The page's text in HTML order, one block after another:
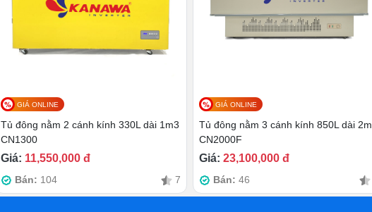
GIÁ ONLINE
Tủ đông nằm 2 cánh kính 330L dài 1m3
CN1300
Giá: 11,550,000 đ
Bán: 104 7
GIÁ ONLINE
Tủ đông nằm 3 cánh kính 850L dài 2m
CN2000F
Giá: 23,100,000 đ
Bán: 46